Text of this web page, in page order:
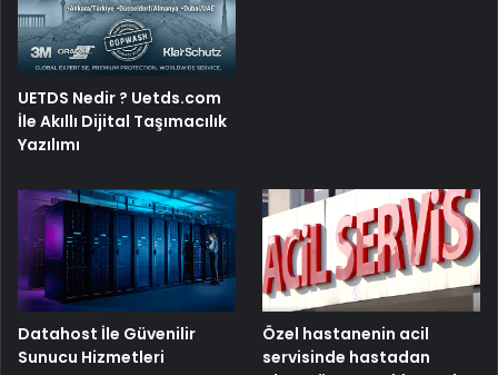
UETDS Nedir ? Uetds.com
İle Akıllı Dijital Taşımacılık
Yazılımı
Datahost İle Güvenilir
Sunucu Hizmetleri
Özel hastanenin acil
servisinde hastadan